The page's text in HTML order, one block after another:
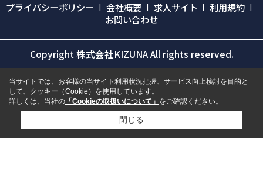
プライバシーポリシー 会社概要 求人サイト
利用規約
お問い合わせ
Copyright 株式会社KIZUNA All rights reserved.
当サイトでは、お客様の当サイト利用状況把握、サービス向上検討を目的と
して、クッキー（Cookie）を使用しています。
詳しくは、当社の 「Cookieの取扱いについて」 をご確認ください。
閉じる